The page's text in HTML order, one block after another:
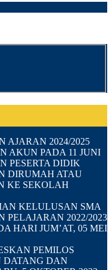
AJARAN 2024/2025
AKUN PADA 11 JUNI
PESERTA DIDIK
DIRUMAH ATAU
KE SEKOLAH
KELULUSAN SMA
PELAJARAN 2022/2023
HARI JUM’AT, 05 MEI
PEMILOS
DATANG DAN